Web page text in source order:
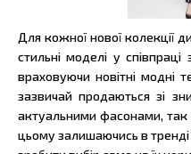
Для кожної нової колекції
стильні моделі у
враховуючи новітні модні
зазвичай продаються зі
актуальними фасонами,
цьому залишаючись в